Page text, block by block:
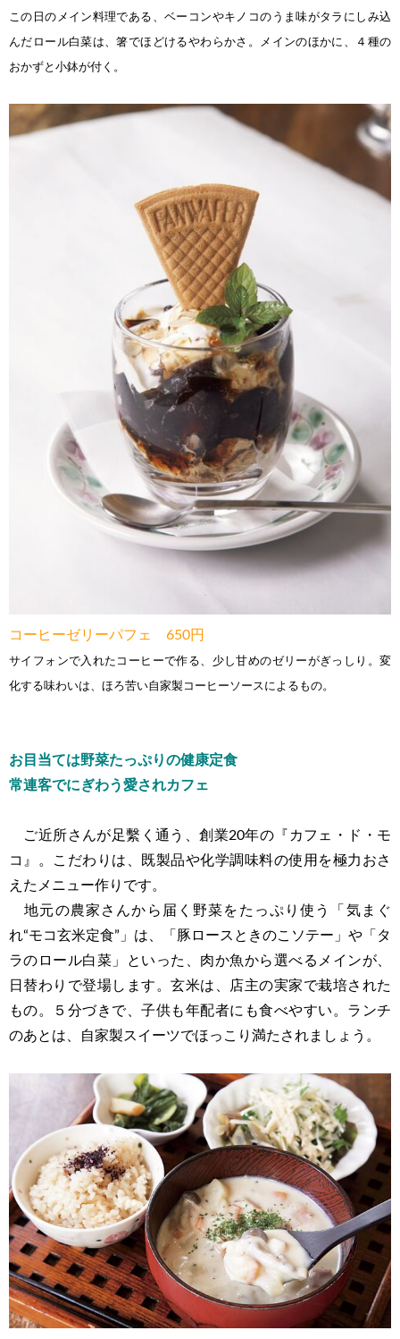
この日のメイン料理である、ベーコンやキノコのうま味がタラにしみ込
んだロール白菜は、箸でほどけるやわらかさ。メインのほかに、４種の
おかずと小鉢が付く。
コーヒーゼリーパフェ 650円
サイフォンで入れたコーヒーで作る、少し甘めのゼリーがぎっしり。変
化する味わいは、ほろ苦い自家製コーヒーソースによるもの。
お目当ては野菜たっぷりの健康定食
常連客でにぎわう愛されカフェ
ご近所さんが足繫く通う、創業20年の『カフェ・ド・モ
コ』。こだわりは、既製品や化学調味料の使用を極力おさ
えたメニュー作りです。
地元の農家さんから届く野菜をたっぷり使う「気まぐ
れ“モコ玄米定食”」は、「豚ロースときのこソテー」や「タ
ラのロール白菜」といった、肉か魚から選べるメインが、
日替わりで登場します。玄米は、店主の実家で栽培された
もの。５分づきで、子供も年配者にも食べやすい。ランチ
のあとは、自家製スイーツでほっこり満たされましょう。